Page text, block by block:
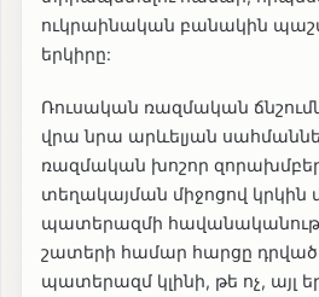
ուկրաինական բանակին
երկիրը:
Ռուսական ռազմական
վրա նրա արևելյան
ռազմական խոշոր
տեղակայման միջոցով կրկին
պատերազմի
շատերի համար հարցը դրված
պատերազմ կլինի, թե ոչ, այլ